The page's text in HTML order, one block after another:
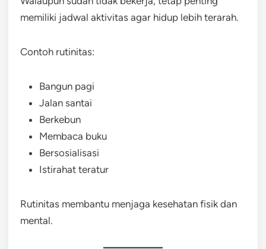
memiliki jadwal aktivitas agar hidup lebih terarah.
Contoh rutinitas:
Bangun pagi
Jalan santai
Berkebun
Membaca buku
Bersosialisasi
Istirahat teratur
Rutinitas membantu menjaga kesehatan fisik dan
mental.